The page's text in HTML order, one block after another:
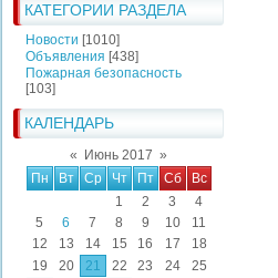
КАТЕГОРИИ РАЗДЕЛА
Новости [1010]
Объявления [438]
Пожарная безопасность
[103]
КАЛЕНДАРЬ
« Июнь 2017 »
Пн
Вт Ср Чт Пт Сб
Вс
1
2 3
4
5
6 7 8 9 10
11
12
13 14 15 16 17
18
19
20 21 22 23 24
25